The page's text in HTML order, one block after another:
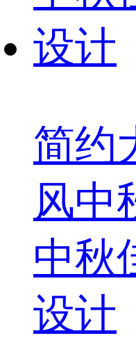
简约
风中
中秋
设计